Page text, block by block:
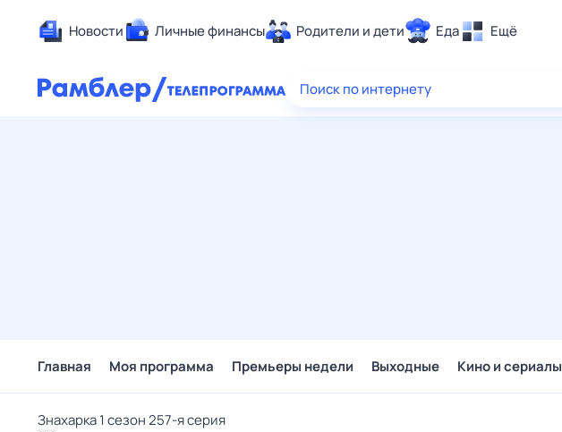
Новости Личные финансы Родители и дети Еда Ещё
Здоровье
Поиск по интернету
Главная Моя программа Премьеры недели Выходные Кино и сериалы
Знaхaрка 1 сезон 257-я серия